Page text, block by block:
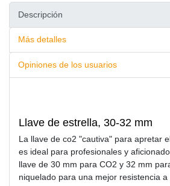
Descripción
Más detalles
Opiniones de los usuarios
Llave de estrella, 30-32 mm
La llave de co2 "cautiva" para apretar
es ideal para profesionales y
llave de 30 mm para CO2 y 32 mm
niquelado para una mejor resistencia a